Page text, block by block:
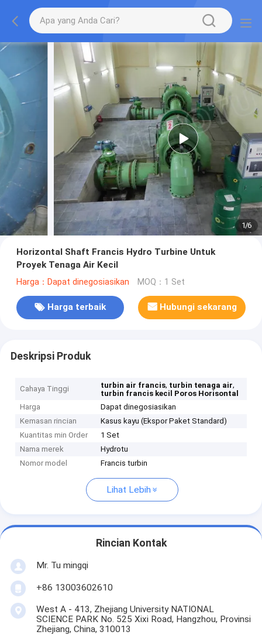
1/6
Horizontal Shaft Francis Hydro Turbine Untuk
Proyek Tenaga Air Kecil
Harga：Dapat dinegosiasikan MOQ：1 Set
Harga terbaik Hubungi sekarang
Deskripsi Produk
Cahaya Tinggi turbin air francis, turbin tenaga air,
turbin francis kecil Poros Horisontal
Harga
Dapat dinegosiasikan
Kemasan rincian
Kasus kayu (Ekspor Paket Standard)
Kuantitas min Order
1 Set
Nama merek
Hydrotu
Nomor model
Francis turbin
Lihat Lebih
Rincian Kontak
Mr. Tu mingqi
+86 13003602610
West A - 413, Zhejiang University NATIONAL
SCIENCE PARK No. 525 Xixi Road, Hangzhou, Provinsi
Zhejiang, China, 310013